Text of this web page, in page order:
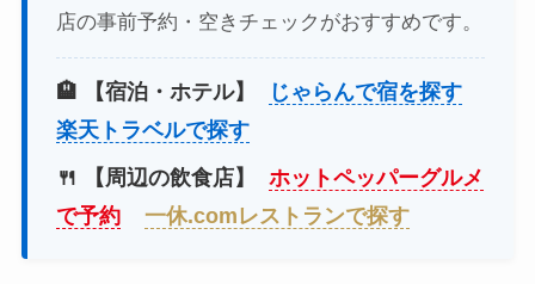
店の事前予約・空きチェックがおすすめです。
🏨 【宿泊・ホテル】
じゃらんで宿を探す
楽天トラベルで探す
🍴 【周辺の飲食店】
ホットペッパーグルメ
で予約
一休.comレストランで探す